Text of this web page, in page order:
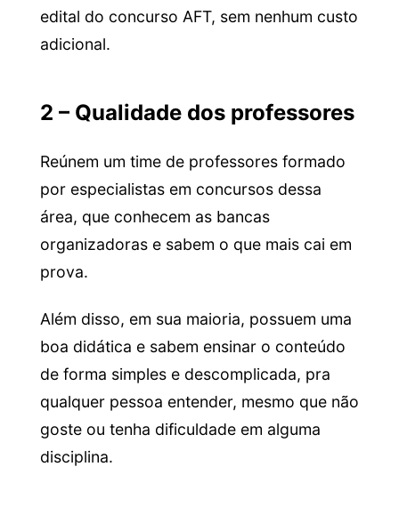
edital do concurso AFT, sem nenhum custo
adicional.
2 – Qualidade dos professores
Reúnem um time de professores formado
por especialistas em concursos dessa
área, que conhecem as bancas
organizadoras e sabem o que mais cai em
prova.
Além disso, em sua maioria, possuem uma
boa didática e sabem ensinar o conteúdo
de forma simples e descomplicada, pra
qualquer pessoa entender, mesmo que não
goste ou tenha dificuldade em alguma
disciplina.